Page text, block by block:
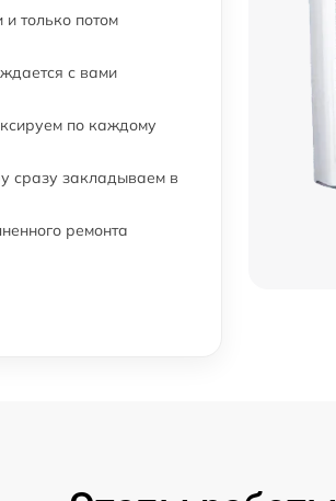
только потом
с вами
по каждому
сразу закладываем в
ремонта